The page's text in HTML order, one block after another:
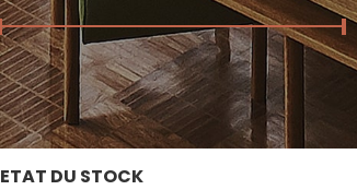
Filtrer
Prix :1.000 CFA—3.000 CFA
ETAT DU STOCK